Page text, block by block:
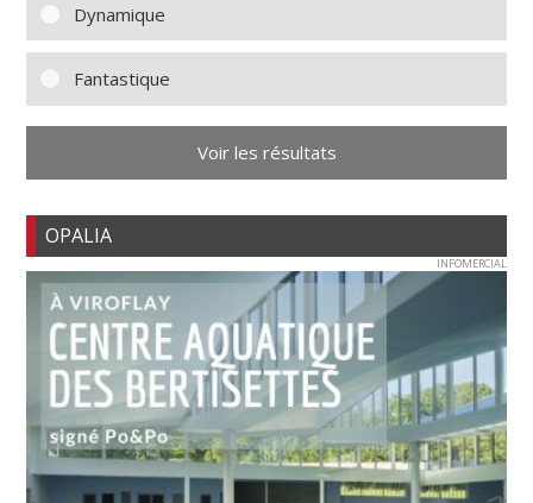
Dynamique
Fantastique
Voir les résultats
OPALIA
INFOMERCIAL